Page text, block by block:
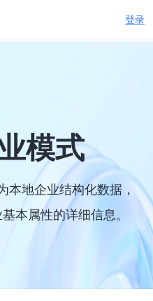
登录
模式
本地企业结构化数据，
本属性的详细信息。